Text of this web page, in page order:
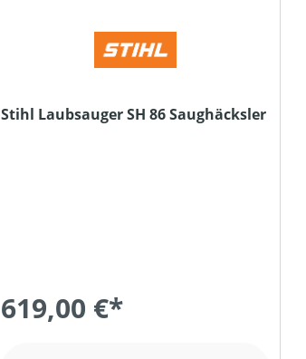
Stihl Laubsauger SH 86 Saughäcksler
619,00 €*